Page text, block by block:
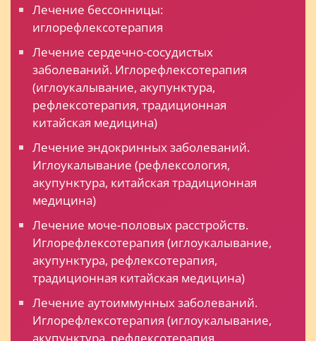
Лечение бессонницы:
иглорефлексотерапия
Лечение сердечно-сосудистых
заболеваний. Иглорефлексотерапия
(иглоукалывание, акупунктура,
рефлексотерапия, традиционная
китайская медицина)
Лечение эндокринных заболеваний.
Иглоукалывание (рефлексология,
акупунктура, китайская традиционная
медицина)
Лечение моче-половых расстройств.
Иглорефлексотерапия (иглоукалывание,
акупунктура, рефлексотерапия,
традиционная китайская медицина)
Лечение аутоиммунных заболеваний.
Иглорефлексотерапия (иглоукалывание,
акупунктура, рефлексотерапия,